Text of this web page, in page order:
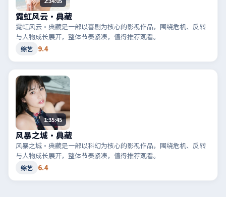
霓虹风云·典藏
霓虹风云·典藏是一部以喜剧为核心的影视作品，围绕危机、反转
与人物成长展开，整体节奏紧凑，值得推荐观看。
综艺 9.4
1:35:45
风暴之城·典藏
风暴之城·典藏是一部以科幻为核心的影视作品，围绕危机、反转
与人物成长展开，整体节奏紧凑，值得推荐观看。
综艺 6.4